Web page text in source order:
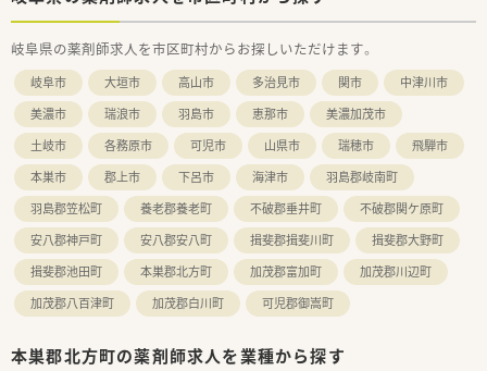
がない企業です。
岐阜県の薬剤師求人を市区町村からお探しいただけます。
岐阜市 大垣市 高山市 多治見市 関市
中津川市
美濃市
瑞浪市 羽島市 恵那市
美濃加茂市
土岐市
各務原市 可児市 山県市 瑞穂市
飛騨市
本巣市
郡上市 下呂市 海津市
羽島郡岐南町
羽島郡笠松町
養老郡養老町 不破郡垂井町
不破郡関ケ原町
安八郡神戸町
安八郡安八町 揖斐郡揖斐川町
揖斐郡大野町
揖斐郡池田町
本巣郡北方町 加茂郡富加町
加茂郡川辺町
加茂郡八百津町
加茂郡白川町 可児郡御嵩町
本巣郡北方町の薬剤師求人を業種から探す